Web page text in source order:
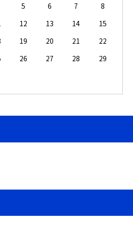
5 6 7
8
12 13 14
15
19 20 21
22
26 27 28
29